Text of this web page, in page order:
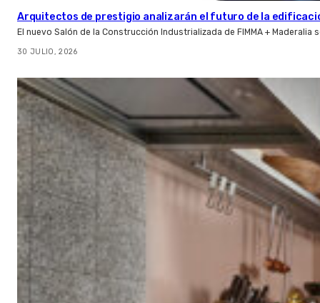
Arquitectos de prestigio analizarán el futuro de la
El nuevo Salón de la Construcción Industrializada de FIMMA +
30 JULIO, 2026